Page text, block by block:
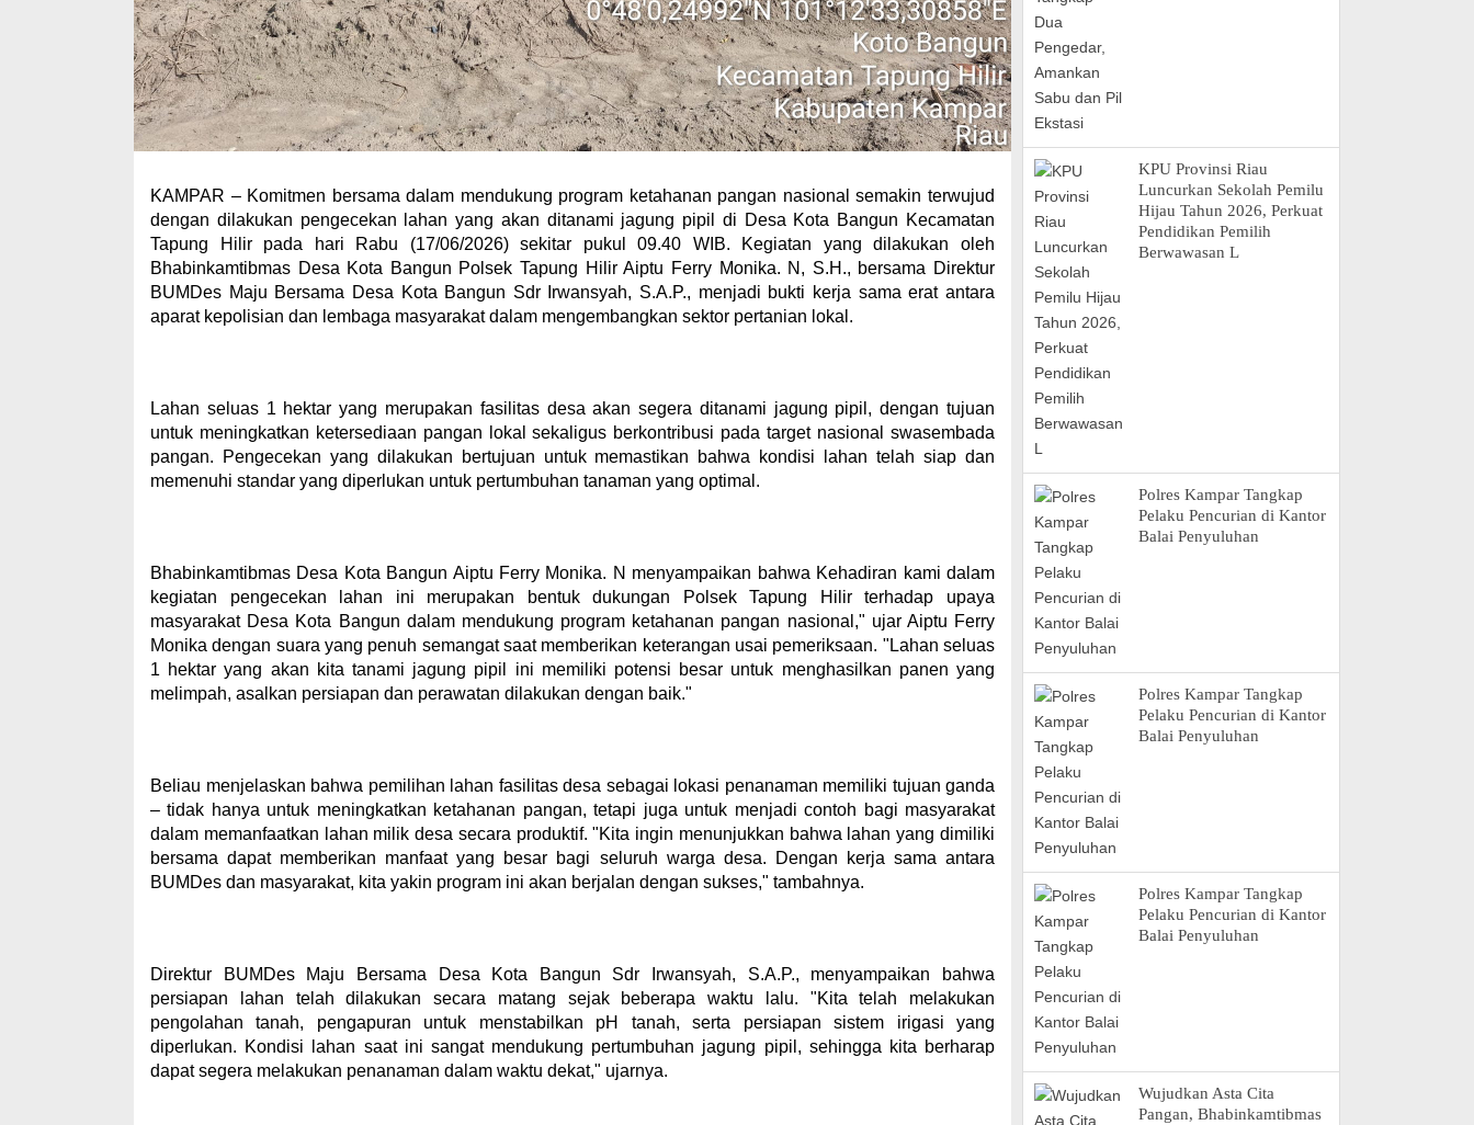
KAMPAR – Komitmen bersama dalam mendukung program ketahanan pangan nasional semakin terwujud
dengan dilakukan pengecekan lahan yang akan ditanami jagung pipil di Desa Kota Bangun Kecamatan
Tapung Hilir pada hari Rabu (17/06/2026) sekitar pukul 09.40 WIB. Kegiatan yang dilakukan oleh
Bhabinkamtibmas Desa Kota Bangun Polsek Tapung Hilir Aiptu Ferry Monika. N, S.H., bersama Direktur
BUMDes Maju Bersama Desa Kota Bangun Sdr Irwansyah, S.A.P., menjadi bukti kerja sama erat antara
aparat kepolisian dan lembaga masyarakat dalam mengembangkan sektor pertanian lokal.
Lahan seluas 1 hektar yang merupakan fasilitas desa akan segera ditanami jagung pipil, dengan tujuan
untuk meningkatkan ketersediaan pangan lokal sekaligus berkontribusi pada target nasional swasembada
pangan. Pengecekan yang dilakukan bertujuan untuk memastikan bahwa kondisi lahan telah siap dan
memenuhi standar yang diperlukan untuk pertumbuhan tanaman yang optimal.
Bhabinkamtibmas Desa Kota Bangun Aiptu Ferry Monika. N menyampaikan bahwa Kehadiran kami dalam
kegiatan pengecekan lahan ini merupakan bentuk dukungan Polsek Tapung Hilir terhadap upaya
masyarakat Desa Kota Bangun dalam mendukung program ketahanan pangan nasional," ujar Aiptu Ferry
Monika dengan suara yang penuh semangat saat memberikan keterangan usai pemeriksaan. "Lahan seluas
1 hektar yang akan kita tanami jagung pipil ini memiliki potensi besar untuk menghasilkan panen yang
melimpah, asalkan persiapan dan perawatan dilakukan dengan baik."
Beliau menjelaskan bahwa pemilihan lahan fasilitas desa sebagai lokasi penanaman memiliki tujuan ganda
– tidak hanya untuk meningkatkan ketahanan pangan, tetapi juga untuk menjadi contoh bagi masyarakat
dalam memanfaatkan lahan milik desa secara produktif. "Kita ingin menunjukkan bahwa lahan yang dimiliki
bersama dapat memberikan manfaat yang besar bagi seluruh warga desa. Dengan kerja sama antara
BUMDes dan masyarakat, kita yakin program ini akan berjalan dengan sukses," tambahnya.
Direktur BUMDes Maju Bersama Desa Kota Bangun Sdr Irwansyah, S.A.P., menyampaikan bahwa
persiapan lahan telah dilakukan secara matang sejak beberapa waktu lalu. "Kita telah melakukan
pengolahan tanah, pengapuran untuk menstabilkan pH tanah, serta persiapan sistem irigasi yang
diperlukan. Kondisi lahan saat ini sangat mendukung pertumbuhan jagung pipil, sehingga kita berharap
dapat segera melakukan penanaman dalam waktu dekat," ujarnya.
KPU Provinsi Riau
Luncurkan Sekolah Pemilu
Hijau Tahun 2026, Perkuat
Pendidikan Pemilih
Berwawasan L
Polres Kampar Tangkap
Pelaku Pencurian di Kantor
Balai Penyuluhan
Polres Kampar Tangkap
Pelaku Pencurian di Kantor
Balai Penyuluhan
Polres Kampar Tangkap
Pelaku Pencurian di Kantor
Balai Penyuluhan
Wujudkan Asta Cita
Pangan, Bhabinkamtibmas